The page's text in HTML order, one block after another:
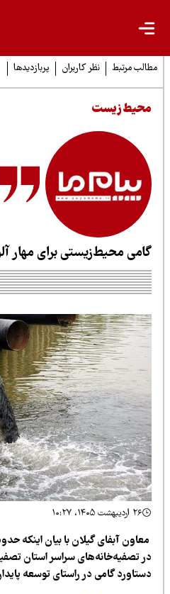
مرتبط نظر کاربران پربازدیدها
زیست
محیط‌زیستی برای مهار
تصفیه‌خانه‌های سراسر استان تصفیه
گامی در راستای توسعه پایدار